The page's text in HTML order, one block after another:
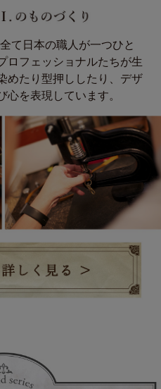
て日本の職人が一つひと
ロフェッショナルたちが生
めたり型押ししたり、デザ
心を表現しています。